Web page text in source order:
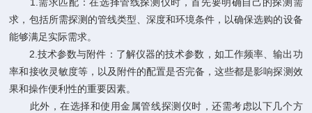
求，包括所需探测的管线类型、深度和环境条件，以确保选购的设备
能够满足实际需求。
2.技术参数与附件：了解仪器的技术参数，如工作频率、输出功
率和接收灵敏度等，以及附件的配置是否完备，这些都是影响探测效
果和操作便利性的重要因素。
此外，在选择和使用金属管线探测仪时，还需考虑以下几个方